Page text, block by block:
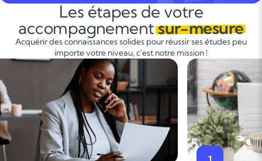
Les étapes de votre
accompagnementsur-mesure
Acquérir des connaissances solides pour réussir ses études peu
importe votre niveau, c'est notre mission !